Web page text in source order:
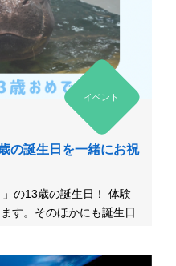
イベント
の誕生日を一緒にお祝
の13歳の誕生日！ 体験
す。そのほかにも誕生日